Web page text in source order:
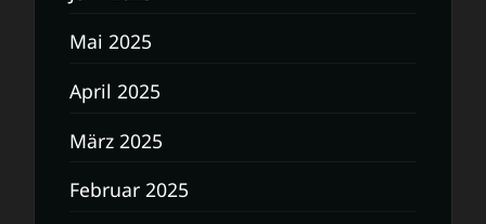
Mai 2025
April 2025
März 2025
Februar 2025